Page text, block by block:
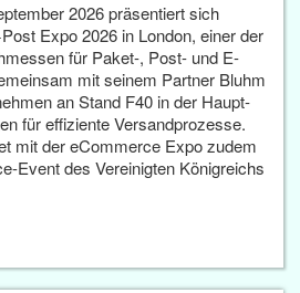
2026 präsentiert sich
Expo 2026 in London, einer der
für Paket-, Post- und E-
mit seinem Partner Bluhm
an Stand F40 in der Haupt­
für effiziente Versandprozesse.
mit der eCommerce Expo zudem
Event des Vereinigten Königreichs